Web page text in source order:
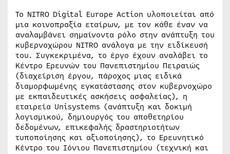
Το NITRO Digital Europe Action υλοποιείται από
μια κοινοπραξία εταίρων, με τον κάθε έναν να
αναλαμβάνει σημαίνοντα ρόλο στην ανάπτυξη του
κυβερνοχώρου NITRO ανάλογα με την ειδίκευσή
του. Συγκεκριμένα, το έργο έχουν αναλάβει το
Κέντρο Ερευνών του Πανεπιστημίου Πειραιώς
(διαχείριση έργου, πάροχος μιας ειδικά
διαμορφωμένης εγκατάστασης στον κυβερνοχώρο
με εκπαιδευτικές ασκήσεις ασφαλείας), η
εταιρεία Unisystems (ανάπτυξη και δοκιμή
λογισμικού, δημιουργός του αποθετηρίου
δεδομένων, επικεφαλής δραστηριοτήτων
τυποποίησης και αξιοποίησης), το Ερευνητικό
Κέντρο του Ιόνιου Πανεπιστημίου (τεχνική και